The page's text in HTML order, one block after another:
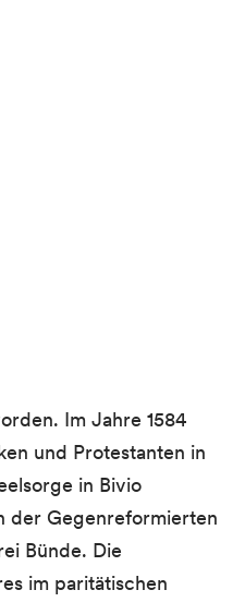
Im Jahre 1584
und Protestanten in
in Bivio
der Gegenreformierten
Bünde. Die
im paritätischen